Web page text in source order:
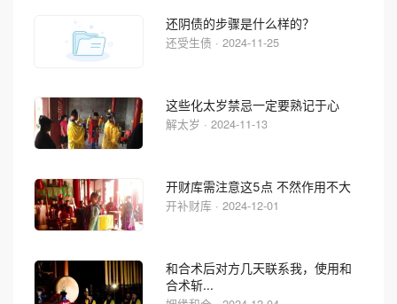
还阴债的步骤是什么样的？
还受生债 · 2024-11-25
这些化太岁禁忌一定要熟记于心
解太岁 · 2024-11-13
开财库需注意这5点 不然作用不大
开补财库 · 2024-12-01
和合术后对方几天联系我，使用和
合术斩...